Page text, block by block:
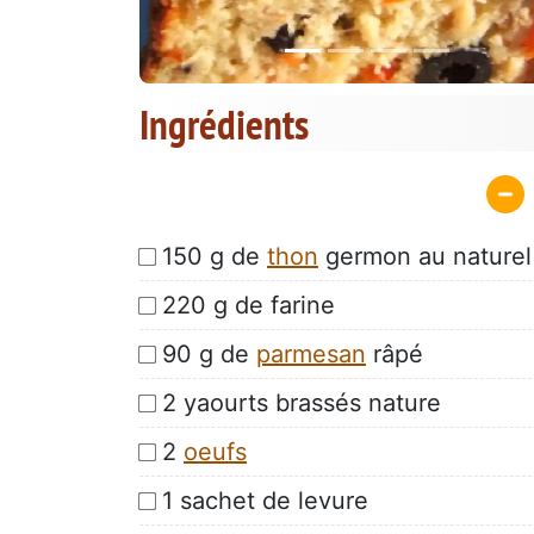
Ingrédients
150 g de thon germon au naturel
220 g de farine
90 g de parmesan râpé
2 yaourts brassés nature
2 oeufs
1 sachet de levure